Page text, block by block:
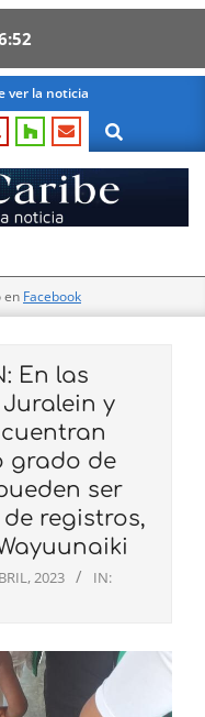
51
ver la noticia
Search
en Facebook
En las
y
grado de
ser
registros,
2023
IN: